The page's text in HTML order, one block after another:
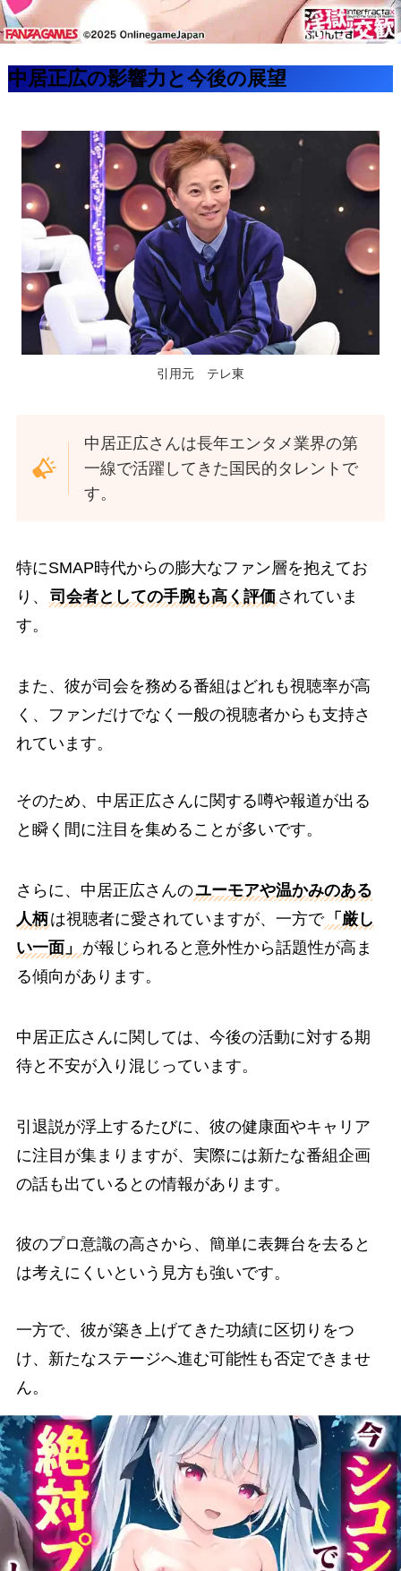
中居正広の影響力と今後の展望
引用元 テレ東
中居正広さんは長年エンタメ業界の第
一線で活躍してきた国民的タレントで
す。
特にSMAP時代からの膨大なファン層を抱えてお
り、
司会者としての手腕も高く評価 されていま
す。
また、彼が司会を務める番組はどれも視聴率が高
く、ファンだけでなく一般の視聴者からも支持さ
れています。
そのため、中居正広さんに関する噂や報道が出る
と瞬く間に注目を集めることが多いです。
さらに、中居正広さんのユーモアや温かみのある
人柄は視聴者に愛されていますが、一方で 「厳し
い一面」
が報じられると意外性から話題性が高ま
る傾向があります。
中居正広さんに関しては、今後の活動に対する期
待と不安が入り混じっています。
引退説が浮上するたびに、彼の健康面やキャリア
に注目が集まりますが、実際には新たな番組企画
の話も出ているとの情報があります。
彼のプロ意識の高さから、簡単に表舞台を去ると
は考えにくいという見方も強いです。
一方で、彼が築き上げてきた功績に区切りをつ
け、新たなステージへ進む可能性も否定できませ
ん。